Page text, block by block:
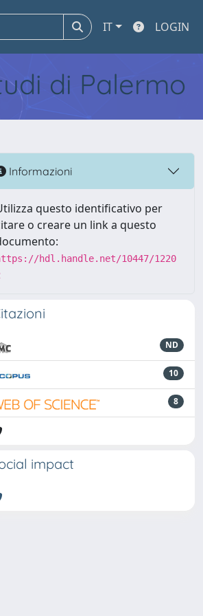
IT LOGIN
di Palermo
Informazioni
questo identificativo per
o creare un link a questo
hdl.handle.net/10447/1220
ND
10
8
impact